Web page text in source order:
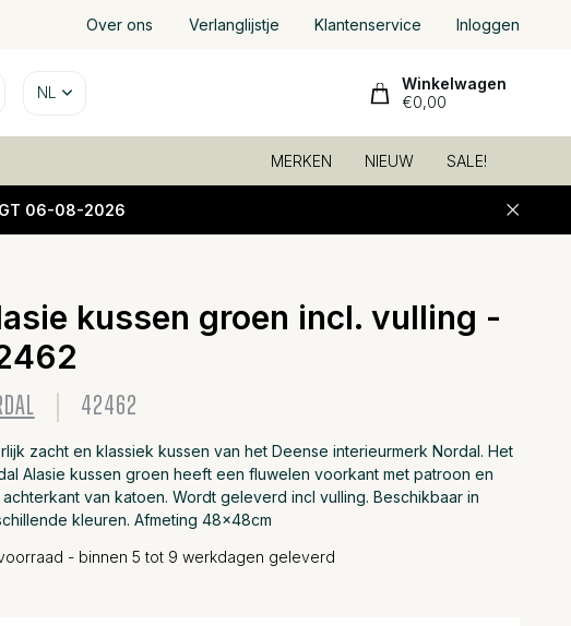
Over ons Verlanglijstje Klantenservice Inloggen
NL
Winkelwagen
€0,00
MERKEN NIEUW SALE!
06-08-2026
kussen groen incl. vulling -
42462
zacht en klassiek kussen van het Deense interieurmerk Nordal. Het
Alasie kussen groen heeft een fluwelen voorkant met patroon en
van katoen. Wordt geleverd incl vulling. Beschikbaar in
kleuren. Afmeting 48x48cm
- binnen 5 tot 9 werkdagen geleverd